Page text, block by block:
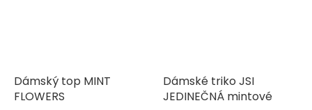
Dámský top MINT
FLOWERS
Dámské triko JSI
JEDINEČNÁ mintové